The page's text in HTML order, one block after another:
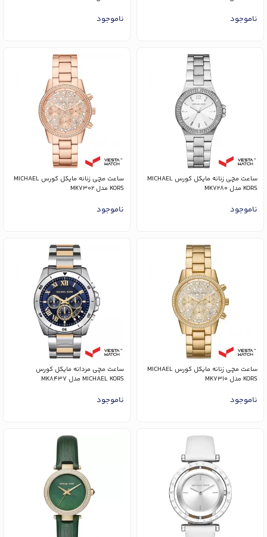
ناموجود ناموجود
ساعت مچی زنانه مایکل کورس MICHAEL
KORS مدل MK7280
ناموجود
ساعت مچی زنانه مایکل کورس MICHAEL
KORS مدل MK7302
ناموجود
ساعت مچی زنانه مایکل کورس MICHAEL
KORS مدل MK7310
ناموجود
ساعت مچی مردانه مایکل کورس
MICHAEL KORS مدل MK8437
ناموجود